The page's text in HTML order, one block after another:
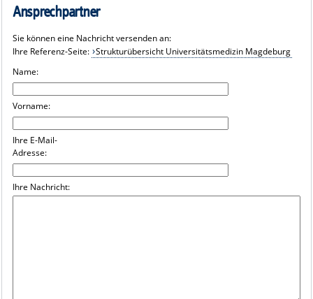
ZENTRALE EINRICHTUNGEN
PRESSE
INTERNATIONAL
INTRANET
Ansprechpartner
Sie können eine Nachricht versenden an:
Ihre Referenz-Seite: Strukturübersicht Universitätsmedizin Magdeburg
Name:
Vorname:
Ihre E-Mail-
Adresse:
Ihre Nachricht: